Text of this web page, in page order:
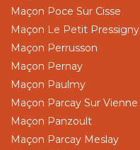
Maçon Poce Sur Cisse
Maçon Le Petit Pressigny
Maçon Perrusson
Maçon Pernay
Maçon Paulmy
Maçon Parcay Sur Vienne
Maçon Panzoult
Maçon Parcay Meslay